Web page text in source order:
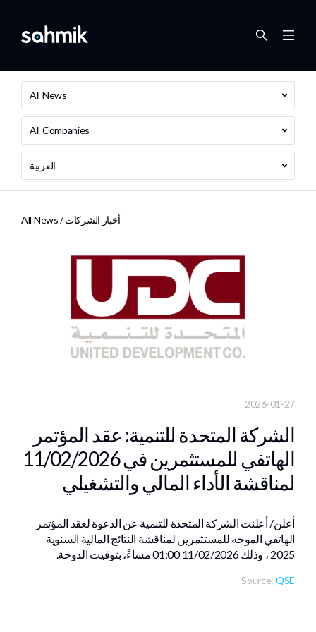
All News
All Companies
العربية
All News /أخبار الشركات
2026-01-27
الشركة المتحدة للتنمية: عقد المؤتمر
الهاتفي للمستثمرين في 11/02/2026
لمناقشة الأداء المالي والتشغيلي
أعلن/ أعلنت الشركة المتحدة للتنمية عن الدعوة لعقد المؤتمر
الهاتفي الموجه للمستثمرين لمناقشة النتائج المالية السنوية
2025 ، وذلك 11/02/2026 01:00 مساءً، بتوقيت الدوحة.
Source: QSE